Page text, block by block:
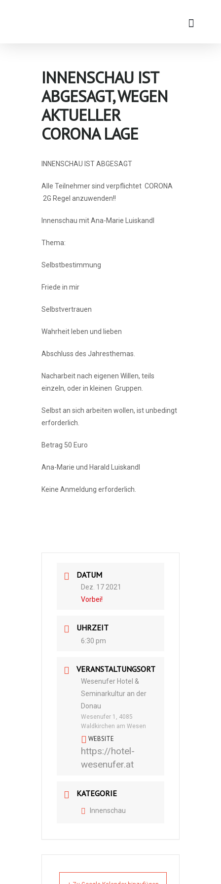
INNENSCHAU IST
ABGESAGT, WEGEN
AKTUELLER
CORONA LAGE
INNENSCHAU IST ABGESAGT
Alle Teilnehmer sind verpflichtet CORONA
2G Regel anzuwenden!!
Innenschau mit Ana-Marie Luiskandl
Thema:
Selbstbestimmung
Friede in mir
Selbstvertrauen
Wahrheit leben und lieben
Abschluss des Jahresthemas.
Nacharbeit nach eigenen Willen, teils
einzeln, oder in kleinen Gruppen.
Selbst an sich arbeiten wollen, ist unbedingt
erforderlich.
Betrag 50 Euro
Ana-Marie und Harald Luiskandl
Keine Anmeldung erforderlich.
DATUM
Dez. 17 2021
Vorbei!
UHRZEIT
6:30 pm
VERANSTALTUNGSORT
Wesenufer Hotel &
Seminarkultur an der
Donau
Wesenufer 1, 4085
Waldkirchen am Wesen
WEBSITE
https://hotel-
wesenufer.at
KATEGORIE
Innenschau